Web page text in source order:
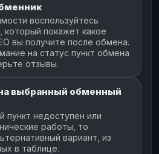
воспользуйтесь
который покажет какое
вы получите после обмена.
на статус пункт обмена
отзывы.
выбранный обменный
пункт недоступен или
работы, то
вариант, из
в таблице.